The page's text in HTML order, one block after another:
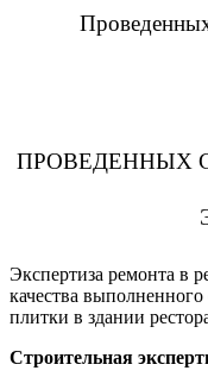
ПРОВЕДЕННЫХ
Экспертиза ремонта в
качества
плитки в здании
Строительная